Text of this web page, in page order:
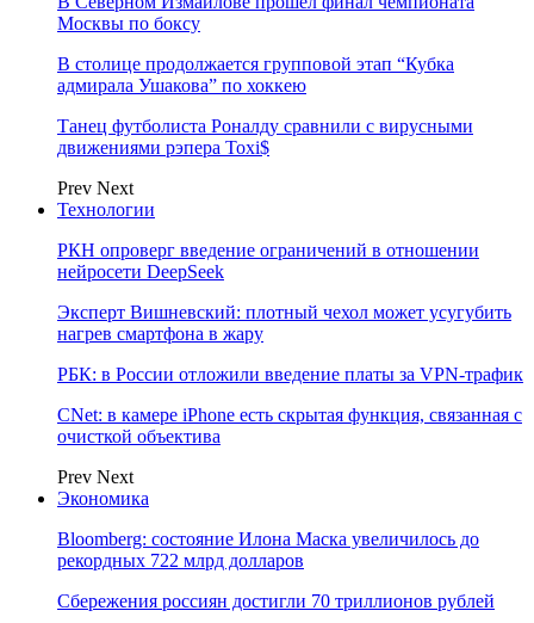
Москвы по боксу
В столице продолжается групповой этап “Кубка
адмирала Ушакова” по хоккею
Танец футболиста Роналду сравнили с вирусными
движениями рэпера Toxi$
Prev Next
Технологии
РКН опроверг введение ограничений в отношении
нейросети DeepSeek
Эксперт Вишневский: плотный чехол может усугубить
нагрев смартфона в жару
РБК: в России отложили введение платы за VPN-трафик
CNet: в камере iPhone есть скрытая функция, связанная с
очисткой объектива
Prev Next
Экономика
Bloomberg: состояние Илона Маска увеличилось до
рекордных 722 млрд долларов
Сбережения россиян достигли 70 триллионов рублей